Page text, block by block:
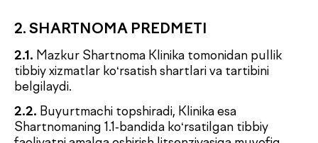
2.5. Mazkur Shartnomani bajarishda Tomonlar
jumladan tibbiy muassasalar tomonidan aholiga
pullik tibbiy xizmatlar ko‘rsatishni tartibga soluvchi
huquqiy normalarga amal qiladilar.
vaqti Bemorni davolovchi shifokor qabuliga yozish
vaqtida yoki Bemorni Klinikaning tibbiy axborot
tizimida ro‘yxatdan o‘tkazish paytida kelishiladi.